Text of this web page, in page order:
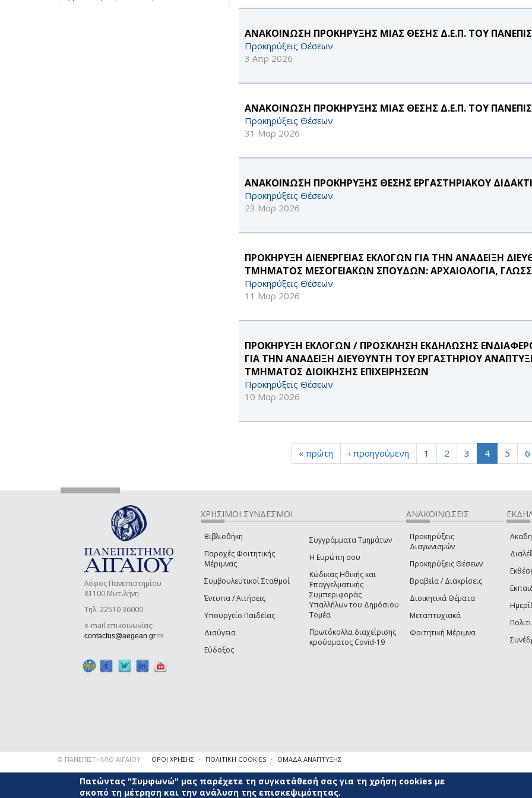
ΑΝΑΚΟΙΝΩΣΗ ΠΡΟΚΗΡΥΞΗΣ ΜΙΑΣ ΘΕΣΗΣ Δ.Ε.Π. ΤΟΥ
Προκηρύξεις Θέσεων
3 Απρ 2026
ΑΝΑΚΟΙΝΩΣΗ ΠΡΟΚΗΡΥΞΗΣ ΜΙΑΣ ΘΕΣΗΣ Δ.Ε.Π. ΤΟΥ
Προκηρύξεις Θέσεων
31 Μαρ 2026
ΑΝΑΚΟΙΝΩΣΗ ΠΡΟΚΗΡΥΞΗΣ ΘΕΣΗΣ ΕΡΓΑΣΤΗΡΙΑΚΟΥ
Προκηρύξεις Θέσεων
23 Μαρ 2026
ΠΡΟΚΗΡΥΞΗ ΔΙΕΝΕΡΓΕΙΑΣ ΕΚΛΟΓΩΝ ΓΙΑ ΤΗΝ ΑΝΑΔΕΙΞΗ
ΤΜΗΜΑΤΟΣ ΜΕΣΟΓΕΙΑΚΩΝ ΣΠΟΥΔΩΝ: ΑΡΧΑΙΟΛΟΓΙΑ,
Προκηρύξεις Θέσεων
11 Μαρ 2026
ΠΡΟΚΗΡΥΞΗ ΕΚΛΟΓΩΝ / ΠΡΟΣΚΛΗΣΗ ΕΚΔΗΛΩΣΗΣ
ΓΙΑ ΤΗΝ ΑΝΑΔΕΙΞΗ ΔΙΕΥΘΥΝΤΗ ΤΟΥ ΕΡΓΑΣΤΗΡΙΟΥ
ΤΜΗΜΑΤΟΣ ΔΙΟΙΚΗΣΗΣ ΕΠΙΧΕΙΡΗΣΕΩΝ
Προκηρύξεις Θέσεων
10 Μαρ 2026
« πρώτη ‹ προηγούμενη 1 2 3 4 5 6
Λόφος Πανεπιστημίου
81100 Μυτιλήνη
Τηλ. 22510 36000
e-mail επικοινωνίας:
contactus@aegean.gr(link sends e-mail)
ΧΡΗΣΙΜΟΙ ΣΥΝΔΕΣΜΟΙ
Βιβλιοθήκη
Παροχές Φοιτητικής
Μέριμνας
Συμβουλευτικοί Σταθμοί
Έντυπα / Αιτήσεις
Υπουργείο Παιδείας
Διαύγεια
Εύδοξος
Συγγράμματα Τμημάτων
Η Ευρώπη σου
Κώδικας Ηθικής και
Επαγγελματικής
Συμπεριφοράς
Υπαλλήλων του Δημόσιου
Τομέα
Πρωτόκολλα διαχείρισης
κρούσματος Covid-19
ΑΝΑΚΟΙΝΩΣΕΙΣ
Προκηρύξεις
Διαγωνισμών
Προκηρύξεις Θέσεων
Βραβεία / Διακρίσεις
Διοικητικά Θέματα
Μεταπτυχιακά
Φοιτητική Μέριμνα
© ΠΑΝΕΠΙΣΤΗΜΙΟ ΑΙΓΑΙΟΥ ΟΡΟΙ ΧΡΗΣΗΣ ΠΟΛΙΤΙΚΗ COOKIES ΟΜΑΔΑ ΑΝΑΠΤΥΞΗΣ
Πατώντας "Συμφωνώ" μας παρέχετε τη συγκατάθεσή σας για τη χρήση cookies με
σκοπό τη μέτρηση και την ανάλυση της επισκεψιμότητας.